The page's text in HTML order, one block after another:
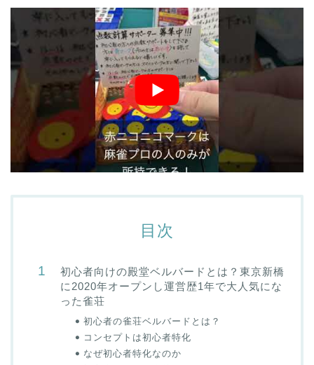
目次
初心者向けの殿堂ベルバードとは？東京新橋
に2020年オープンし運営歴1年で大人気にな
った雀荘
初心者の雀荘ベルバードとは？
コンセプトは初心者特化
なぜ初心者特化なのか